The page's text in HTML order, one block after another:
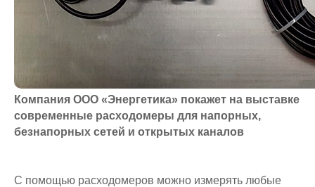
Компания ООО «Энергетика» покажет на выставке
современные расходомеры для напорных,
безнапорных сетей и открытых каналов
С помощью расходомеров можно измерять любые